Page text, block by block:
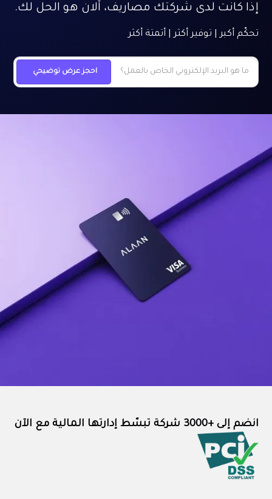
إذا كانت لدى شركتك مصاريف، آلان هو الحل لك.
تحكّم أكبر | توفير أكثر | أتمتة أكثر
انضم إلى +3000 شركة تبسّط إدارتها المالية مع الآن